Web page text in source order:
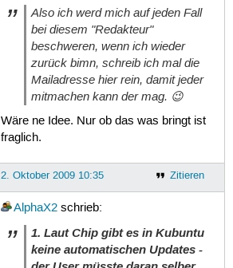
Also ich werd mich auf jeden Fall
bei diesem "Redakteur"
beschweren, wenn ich wieder
zurück bimn, schreib ich mal die
Mailadresse hier rein, damit jeder
mitmachen kann der mag. 😉
Wäre ne Idee. Nur ob das was bringt ist
fraglich.
Zitieren
2. Oktober 2009 10:35
AlphaX2schrieb:
1. Laut Chip gibt es in Kubuntu
keine automatischen Updates -